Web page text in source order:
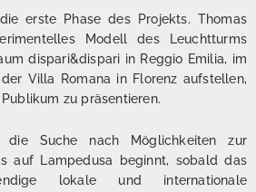
erste Phase des Projekts. Thomas
Modell des Leuchtturms
dispari&dispari in Reggio Emilia, im
Villa Romana in Florenz aufstellen,
zu präsentieren.
Suche nach Möglichkeiten zur
auf Lampedusa beginnt, sobald das
lokale und internationale